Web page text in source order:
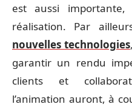
est aussi
réalisation. Par
nouvelles technologies
garantir un rendu
clients et
l’animation auront, à